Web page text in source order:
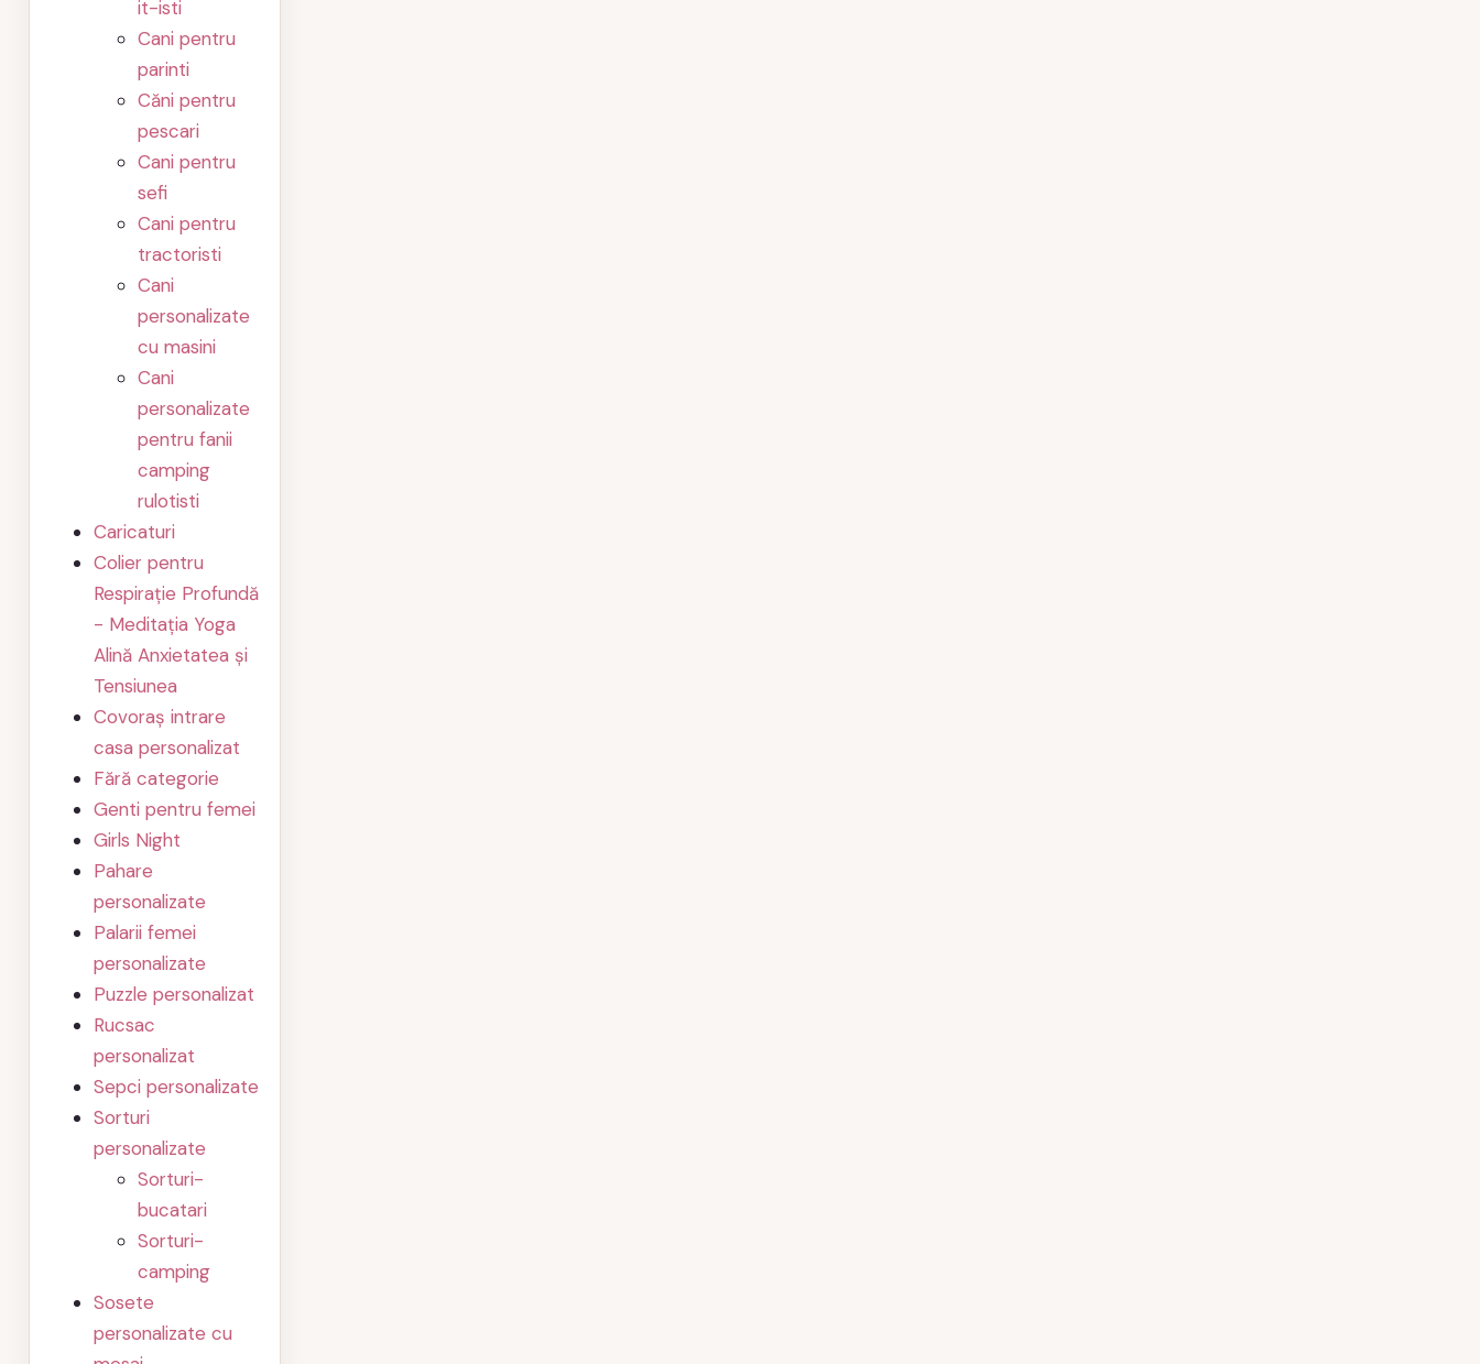
it-isti
Cani pentru
parinti
Căni pentru
pescari
Cani pentru
sefi
Cani pentru
tractoristi
Cani
personalizate
cu masini
Cani
personalizate
pentru fanii
camping
rulotisti
Caricaturi
Colier pentru
Respirație Profundă
- Meditația Yoga
Alină Anxietatea și
Tensiunea
Covoraș intrare
casa personalizat
Fără categorie
Genti pentru femei
Girls Night
Pahare
personalizate
Palarii femei
personalizate
Puzzle personalizat
Rucsac
personalizat
Sepci personalizate
Sorturi
personalizate
Sorturi-
bucatari
Sorturi-
camping
Sosete
personalizate cu